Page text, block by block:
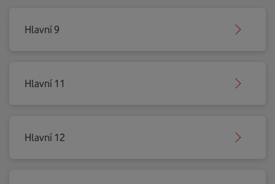
Hlavní 9
Hlavní 11
Hlavní 12